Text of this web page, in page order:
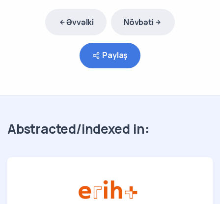
Əvvəlki Növbəti
Paylaş
Abstracted/indexed in: